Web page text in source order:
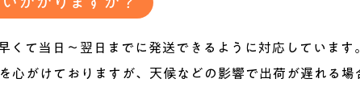
くて当日～翌日までに発送できるように対応しています
心がけておりますが、天候などの影響で出荷が遅れる場